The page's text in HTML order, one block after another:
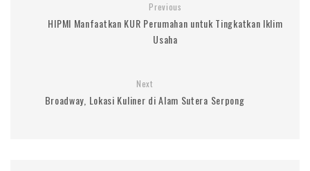
Previous
HIPMI Manfaatkan KUR Perumahan untuk Tingkatkan Iklim
Usaha
Next
Broadway, Lokasi Kuliner di Alam Sutera Serpong